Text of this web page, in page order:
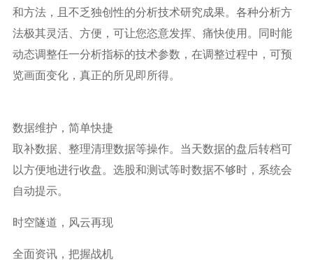
和方法，且不乏独创性的分析技术研究成果。各种分析方
法极其灵活、方便，可让您恣意发挥、痛快使用。同时能
动态调整任一分析指标的技术参数，在调整过程中，可预
览画面变化，真正的所见即所得。
数据维护，简单快捷
取补数据、整理清理数据等操作。当天数据的盘后转档可
以方便地进行收盘。选股和测试等时数据不够时，系统会
自动提示。
时空隧道，风云再现
全面资讯，把握战机